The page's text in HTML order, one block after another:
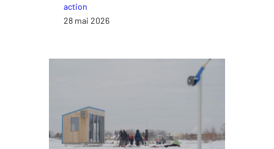
action
28 mai 2026